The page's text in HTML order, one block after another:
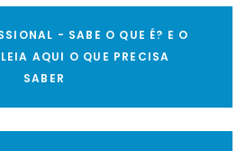
- SABE O QUE É? E O
AQUI O QUE PRECISA
SABER